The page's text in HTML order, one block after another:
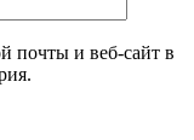
почты и веб-сайт в